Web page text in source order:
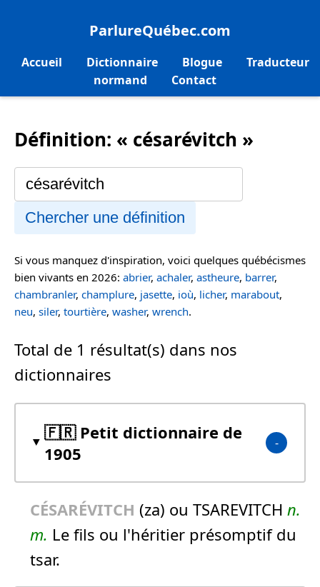
ParlureQuébec.com
Accueil Dictionnaire Blogue
Traducteur
normand
Contact
Définition: « césarévitch »
Chercher une définition
Si vous manquez d'inspiration, voici quelques québécismes
bien vivants en 2026: abrier, achaler, astheure, barrer,
chambranler, champlure, jasette, ioù, licher, marabout,
neu, siler, tourtière, washer, wrench.
Total de 1 résultat(s) dans nos
dictionnaires
🇫🇷 Petit dictionnaire de
1905
CÉSARÉVITCH (za) ou TSAREVITCH n.
m. Le fils ou l'héritier présomptif du
tsar.